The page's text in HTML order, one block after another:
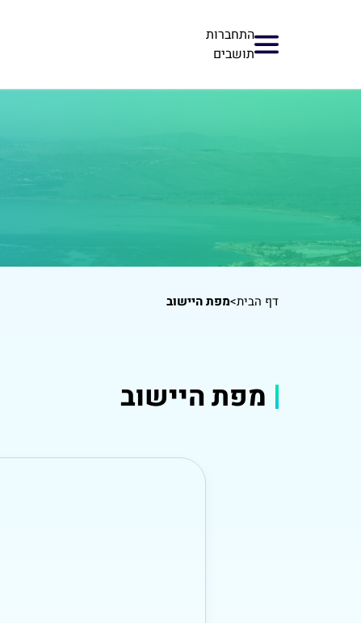
התחברות
תושבים
דף הבית>מפת היישוב
מפת היישוב